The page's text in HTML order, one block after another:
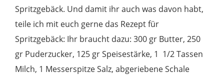
Spritzgebäck. Und damit ihr auch was davon habt,
teile ich mit euch gerne das Rezept für
Spritzgebäck: Ihr braucht dazu: 300 gr Butter, 250
gr Puderzucker, 125 gr Speisestärke, 1 1/2 Tassen
Milch, 1 Messerspitze Salz, abgeriebene Schale